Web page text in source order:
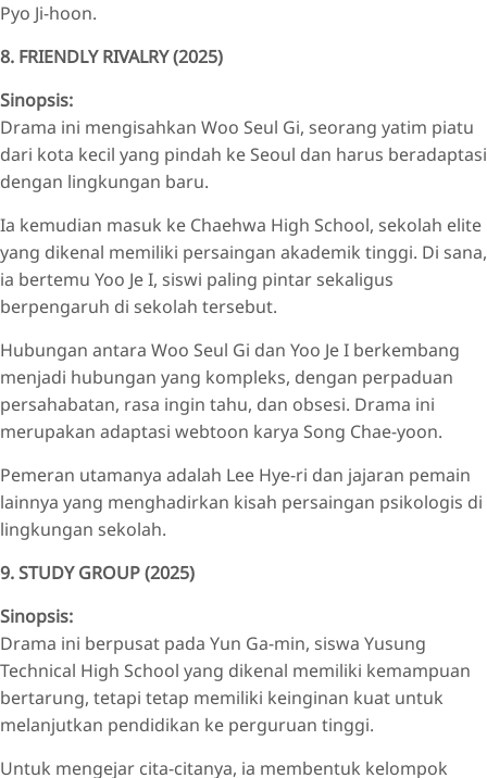
Pyo Ji-hoon.
8. FRIENDLY RIVALRY (2025)
Sinopsis:
Drama ini mengisahkan Woo Seul Gi, seorang yatim piatu
dari kota kecil yang pindah ke Seoul dan harus beradaptasi
dengan lingkungan baru.
Ia kemudian masuk ke Chaehwa High School, sekolah elite
yang dikenal memiliki persaingan akademik tinggi. Di sana,
ia bertemu Yoo Je I, siswi paling pintar sekaligus
berpengaruh di sekolah tersebut.
Hubungan antara Woo Seul Gi dan Yoo Je I berkembang
menjadi hubungan yang kompleks, dengan perpaduan
persahabatan, rasa ingin tahu, dan obsesi. Drama ini
merupakan adaptasi webtoon karya Song Chae-yoon.
Pemeran utamanya adalah Lee Hye-ri dan jajaran pemain
lainnya yang menghadirkan kisah persaingan psikologis di
lingkungan sekolah.
9. STUDY GROUP (2025)
Sinopsis:
Drama ini berpusat pada Yun Ga-min, siswa Yusung
Technical High School yang dikenal memiliki kemampuan
bertarung, tetapi tetap memiliki keinginan kuat untuk
melanjutkan pendidikan ke perguruan tinggi.
Untuk mengejar cita-citanya, ia membentuk kelompok